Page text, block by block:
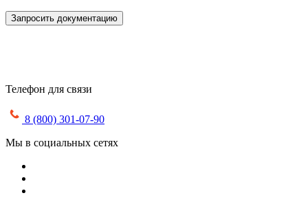
Запросить документацию
Телефон для связи
8 (800) 301-07-90
Мы в социальных сетях